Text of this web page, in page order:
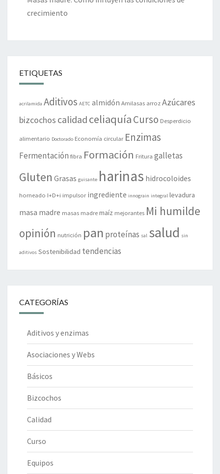
crecimiento
ETIQUETAS
acrilamida Aditivos AETC almidón Amilasas arrozAzúcares
bizcochos calidad celiaquíaCurso Desperdicio
alimentario Doctorado Economía circular Enzimas
Fermentación fibra Formación Fritura galletas
Gluten Grasas guisante harinas hidrocoloides
horneado I+D+i impulsor ingrediente innograin integral levadura
masa madre masas madremaíz mejorantes Mi humilde
opinión nutrición pan proteínas sal salud sin
aditivos Sostenibilidad tendencias
CATEGORÍAS
Aditivos y enzimas
Asociaciones y Webs
Básicos
Bizcochos
Calidad
Curso
Equipos